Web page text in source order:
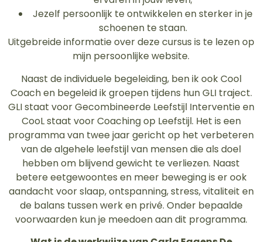
Jezelf persoonlijk te ontwikkelen en sterker in je
schoenen te staan.
Uitgebreide informatie over deze cursus is te lezen op
mijn persoonlijke website.
Naast de individuele begeleiding, ben ik ook Cool
Coach en begeleid ik groepen tijdens hun GLI traject.
GLI staat voor Gecombineerde Leefstijl Interventie en
CooL staat voor Coaching op Leefstijl. Het is een
programma van twee jaar gericht op het verbeteren
van de algehele leefstijl van mensen die als doel
hebben om blijvend gewicht te verliezen. Naast
betere eetgewoontes en meer beweging is er ook
aandacht voor slaap, ontspanning, stress, vitaliteit en
de balans tussen werk en privé. Onder bepaalde
voorwaarden kun je meedoen aan dit programma.